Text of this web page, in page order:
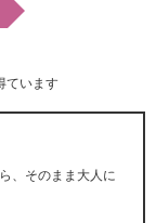
ています
、そのまま大人に